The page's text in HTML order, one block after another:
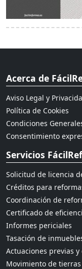
Acerca de
Aviso Legal y
Política de Cookies
Condiciones
Consentimiento
Servicios
Solicitud de licencia
Créditos para
Coordinación de
Certificado de
Informes periciales
Tasación de
Actuaciones previas
Movimiento de tierras